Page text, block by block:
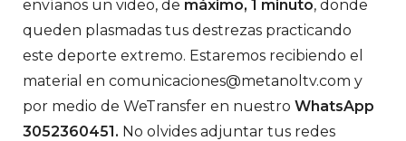
envíanos un video, de máximo, 1 minuto, donde
queden plasmadas tus destrezas practicando
este deporte extremo. Estaremos recibiendo el
material en comunicaciones@metanoltv.com y
por medio de WeTransfer en nuestro WhatsApp
3052360451. No olvides adjuntar tus redes